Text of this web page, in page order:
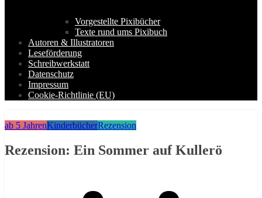
Vorgestellte Pixibücher
Texte rund ums Pixibuch
Autoren & Illustratoren
Leseförderung
Schreibwerkstatt
Datenschutz
Impressum
Cookie-Richtlinie (EU)
ab 5 JahrenKinderbücherRezension
Rezension: Ein Sommer auf Kullerö